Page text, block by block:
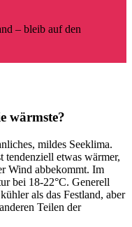
– bleib auf den
wärmste?
mildes Seeklima.
etwas wärmer,
Wind abbekommt. Im
bei 18-22°C. Generell
als das Festland, aber
Teilen der